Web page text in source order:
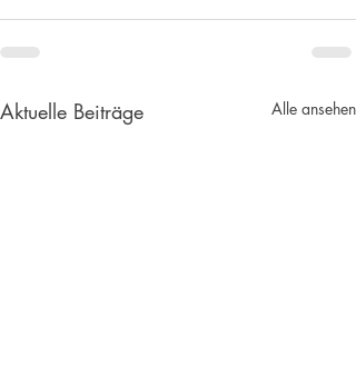
Aktuelle Beiträge Alle ansehen